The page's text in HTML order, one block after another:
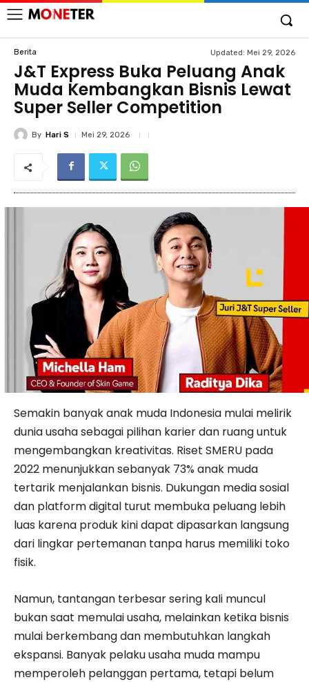
Berita Updated: Mei 29, 2026
J&T Express Buka Peluang Anak
Muda Kembangkan Bisnis Lewat
Super Seller Competition
By Hari S Mei 29, 2026
Semakin banyak anak muda Indonesia mulai melirik
dunia usaha sebagai pilihan karier dan ruang untuk
mengembangkan kreativitas. Riset SMERU pada
2022 menunjukkan sebanyak 73% anak muda
tertarik menjalankan bisnis. Dukungan media sosial
dan platform digital turut membuka peluang lebih
luas karena produk kini dapat dipasarkan langsung
dari lingkar pertemanan tanpa harus memiliki toko
fisik.
Namun, tantangan terbesar sering kali muncul
bukan saat memulai usaha, melainkan ketika bisnis
mulai berkembang dan membutuhkan langkah
ekspansi. Banyak pelaku usaha muda mampu
memperoleh pelanggan pertama, tetapi belum